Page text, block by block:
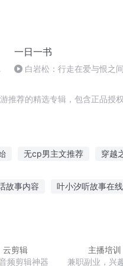
一日一书
白岩松：行走在爱与恨之间
推荐的精选专辑，包含正品授
无cp男主文推荐 穿越
故事内容 叶小汐听故事在
云剪辑
频剪辑神器
主播培训
兼职副业，兴